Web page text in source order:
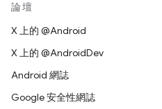
論壇
X 上的 @Android
X 上的 @AndroidDev
Android 網誌
Google 安全性網誌